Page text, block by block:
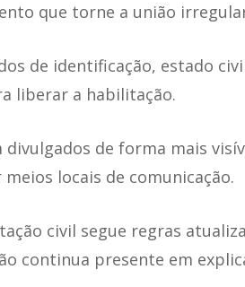
que torne a união
de identificação, estado
liberar a habilitação.
de forma mais
locais de comunicação.
civil segue regras
continua presente em